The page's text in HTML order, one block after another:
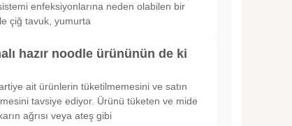
enfeksiyonlarına neden olabilen bir
çiğ tavuk, yumurta
hazır noodle ürününün de ki
ait ürünlerin tüketilmemesini ve satın
tavsiye ediyor. Ürünü tüketen ve mide
ağrısı veya ateş gibi